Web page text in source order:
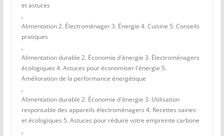
et astuces
,
Alimentation 2. Électroménager 3. Énergie 4. Cuisine 5. Conseils
pratiques
,
Alimentation durable 2. Économie d'énergie 3. Électroménagers
écologiques 4. Astuces pour économiser l'énergie 5.
Amélioration de la performance énergétique
,
Alimentation durable 2. Économie d'énergie 3. Utilisation
responsable des appareils électroménagers 4. Recettes saines
et écologiques 5. Astuces pour réduire votre empreinte carbone
,